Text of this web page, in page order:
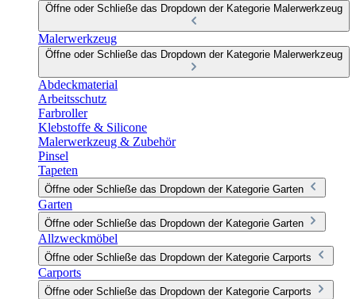
Öffne oder Schließe das Dropdown der Kategorie Malerwerkzeug
Malerwerkzeug
Öffne oder Schließe das Dropdown der Kategorie Malerwerkzeug
Abdeckmaterial
Arbeitsschutz
Farbroller
Klebstoffe & Silicone
Malerwerkzeug & Zubehör
Pinsel
Tapeten
Öffne oder Schließe das Dropdown der Kategorie Garten
Garten
Öffne oder Schließe das Dropdown der Kategorie Garten
Allzweckmöbel
Öffne oder Schließe das Dropdown der Kategorie Carports
Carports
Öffne oder Schließe das Dropdown der Kategorie Carports